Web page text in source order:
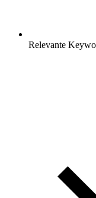
Relevante